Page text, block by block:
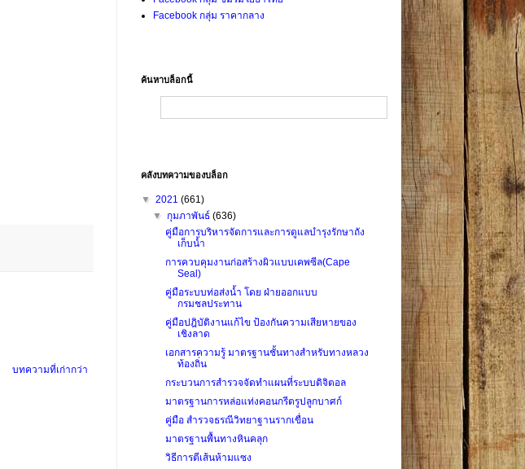
บทความที่เก่ากว่า
Facebook กลุ่ม ราคากลาง
ค้นหาบล็อกนี้
คลังบทความของบล็อก
▼ 2021 (661)
▼ กุมภาพันธ์(636)
คู่มือการบริหารจัดการและการดูแลบำรุงรักษาถัง
เก็บน้ำ
การควบคุมงานก่อสร้างผิวแบบเคพซีล(Cape
Seal)
คู่มือระบบท่อส่งน้ำ โดย ฝ่ายออกแบบ
กรมชลประทาน
คู่มือปฎิบัติงานแก้ไข ป้องกันความเสียหายของ
เชิงลาด
เอกสารความรู้ มาตรฐานชั้นทางสำหรับทางหลวง
ท้องถิ่น
กระบวนการสำรวจจัดทำแผนที่ระบบดิจิตอล
มาตรฐานการหล่อแท่งคอนกรีตรูปลูกบาศก์
คู่มือ สำรวจธรณีวิทยาฐานรากเขื่อน
มาตรฐานพื้นทางหินคลุก
วิธีการตีเส้นห้ามแซง